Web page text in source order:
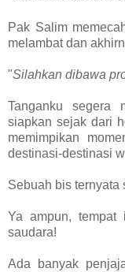
Pak Salim
melambat dan
"Silahkan dibawa
Tanganku segera
siapkan sejak dari
memimpikan
destinasi-destinasi
Sebuah bis ternyata
Ya ampun, tempat
saudara!
Ada banyak